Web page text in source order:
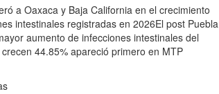
a Oaxaca y Baja California en el crecimiento
intestinales registradas en 2026El post Puebla
aumento de infecciones intestinales del
44.85% apareció primero en MTP